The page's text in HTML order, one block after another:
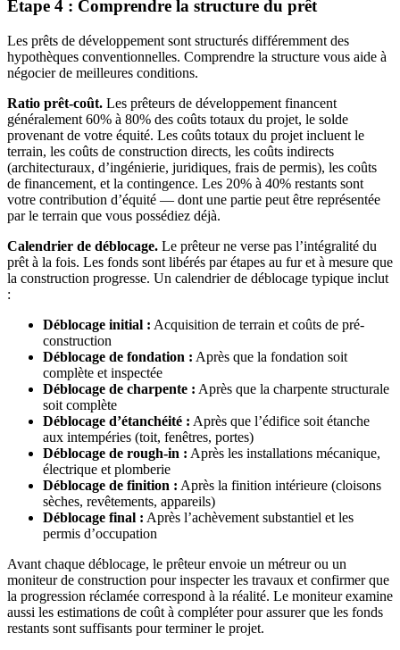
Étape 4 : Comprendre la structure du prêt
Les prêts de développement sont structurés différemment des
hypothèques conventionnelles. Comprendre la structure vous aide à
négocier de meilleures conditions.
Ratio prêt-coût. Les prêteurs de développement financent
généralement 60% à 80% des coûts totaux du projet, le solde
provenant de votre équité. Les coûts totaux du projet incluent le
terrain, les coûts de construction directs, les coûts indirects
(architecturaux, d’ingénierie, juridiques, frais de permis), les coûts
de financement, et la contingence. Les 20% à 40% restants sont
votre contribution d’équité — dont une partie peut être représentée
par le terrain que vous possédiez déjà.
Calendrier de déblocage. Le prêteur ne verse pas l’intégralité du
prêt à la fois. Les fonds sont libérés par étapes au fur et à mesure que
la construction progresse. Un calendrier de déblocage typique inclut
:
Déblocage initial : Acquisition de terrain et coûts de pré-
construction
Déblocage de fondation : Après que la fondation soit
complète et inspectée
Déblocage de charpente : Après que la charpente structurale
soit complète
Déblocage d’étanchéité : Après que l’édifice soit étanche
aux intempéries (toit, fenêtres, portes)
Déblocage de rough-in : Après les installations mécanique,
électrique et plomberie
Déblocage de finition : Après la finition intérieure (cloisons
sèches, revêtements, appareils)
Déblocage final : Après l’achèvement substantiel et les
permis d’occupation
Avant chaque déblocage, le prêteur envoie un métreur ou un
moniteur de construction pour inspecter les travaux et confirmer que
la progression réclamée correspond à la réalité. Le moniteur examine
aussi les estimations de coût à compléter pour assurer que les fonds
restants sont suffisants pour terminer le projet.